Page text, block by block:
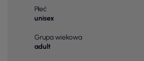
Płeć
unisex
Grupa wiekowa
adult